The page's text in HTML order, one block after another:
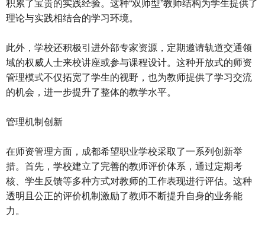
积累了宝贵的实践经验。这种“双师型”教师结构为学生提供了
理论与实践相结合的学习环境。
此外，学校还积极引进外部专家资源，定期邀请轨道交通领
域的权威人士来校讲座或参与课程设计。这种开放式的师资
管理模式不仅拓宽了学生的视野，也为教师提供了学习交流
的机会，进一步提升了整体的教学水平。
管理机制创新
在师资管理方面，成都希望职业学校采取了一系列创新举
措。首先，学校建立了完善的教师评价体系，通过定期考
核、学生反馈等多种方式对教师的工作表现进行评估。这种
透明且公正的评价机制激励了教师不断提升自身的业务能
力。